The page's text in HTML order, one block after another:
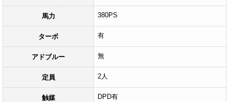
馬力 380PS
ターボ 有
アドブルー 無
定員 2人
触媒 DPD有